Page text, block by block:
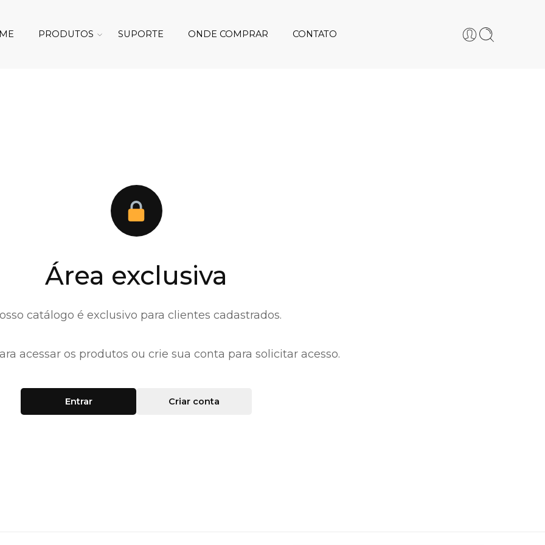
PRODUTOS SUPORTE ONDE COMPRAR CONTATO
Área exclusiva
catálogo é exclusivo para clientes cadastrados.
acessar os produtos ou crie sua conta para solicitar acesso.
Entrar Criar conta